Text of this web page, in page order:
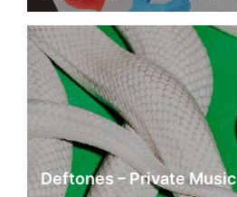
Deftones – Private Music